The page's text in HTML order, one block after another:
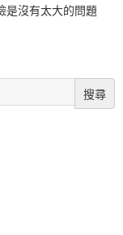
是沒有太大的問題
搜尋